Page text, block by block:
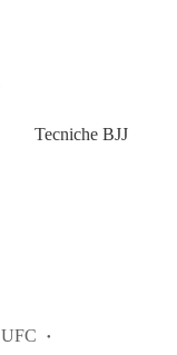
Tecniche BJJ
UFC